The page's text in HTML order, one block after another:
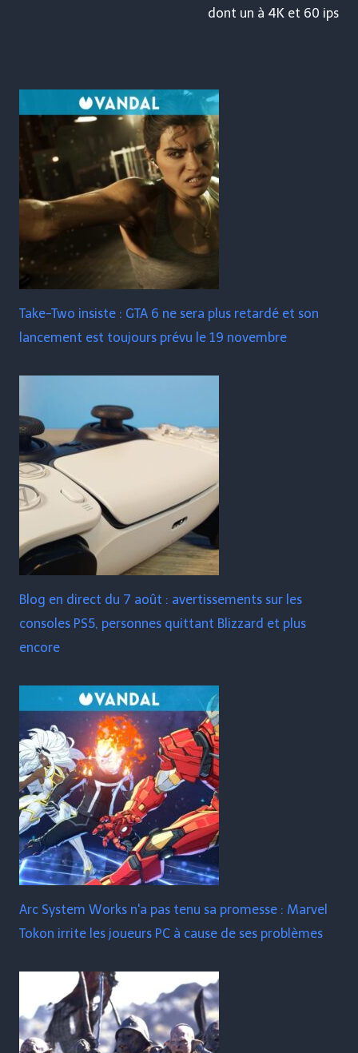
dont un à 4K et 60 ips
Take-Two insiste : GTA 6 ne sera plus retardé et son
lancement est toujours prévu le 19 novembre
Blog en direct du 7 août : avertissements sur les
consoles PS5, personnes quittant Blizzard et plus
encore
Arc System Works n'a pas tenu sa promesse : Marvel
Tokon irrite les joueurs PC à cause de ses problèmes